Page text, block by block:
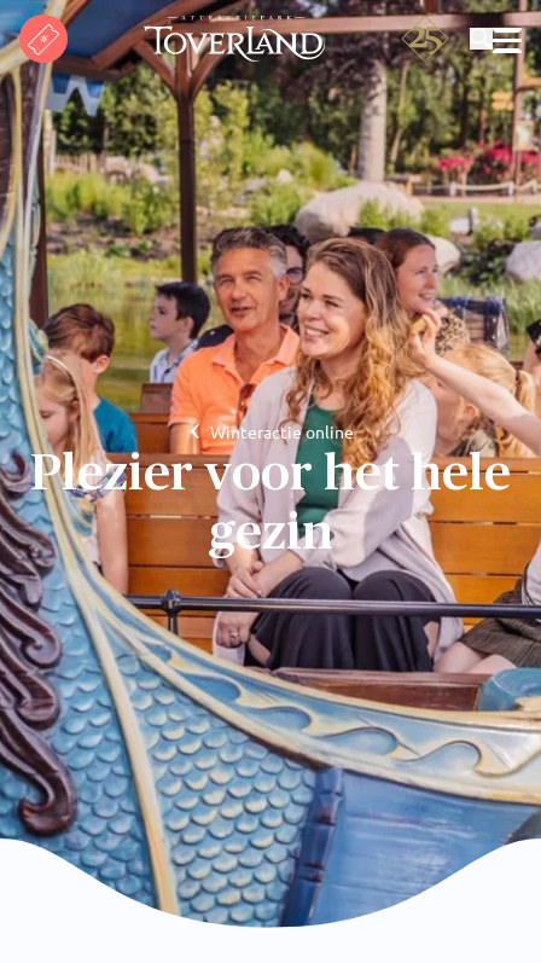
Zoeken
Winteractie online
Plezier voor het hele
gezin